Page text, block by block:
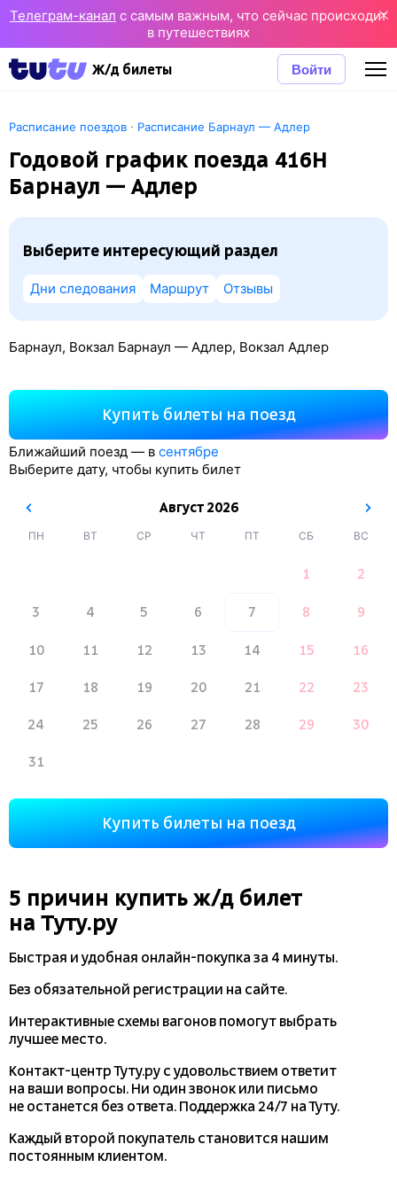
Телеграм-канал с самым важным, что сейчас происходит
в путешествиях
Ж/д билеты Войти
Расписание поездов · Расписание Барнаул — Адлер
Годовой график поезда 416Н
Барнаул — Адлер
Выберите интересующий раздел
Дни следования Маршрут Отзывы
Барнаул, Вокзал Барнаул — Адлер, Вокзал Адлер
Купить билеты на поезд
Ближайший поезд — в сентябре
Выберите дату, чтобы купить билет
Август2026
ПН ВТ СР ЧТ ПТ СБ ВС
1 2
3 4 5 6 7 8 9
10 11 12 13 14 15 16
17 18 19 20 21 22 23
24 25 26 27 28 29 30
31
Купить билеты на поезд
5 причин купить ж/д билет
на Туту.ру
Быстрая и удобная онлайн-покупказа 4 минуты.
Без обязательной регистрации на сайте.
Интерактивные схемы вагонов помогут выбрать
лучшее место.
Контакт-центр Туту.ру с удовольствием ответит
на ваши вопросы. Ни один звонок или письмо
не останется без ответа. Поддержка 24/7 на Туту.
Каждый второй покупатель становится нашим
постоянным клиентом.